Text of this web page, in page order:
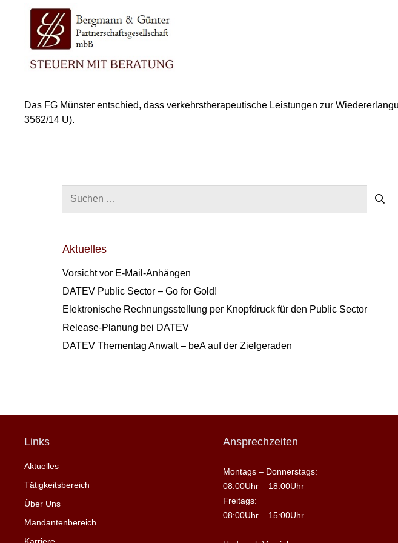
Das FG Münster entschied, dass verkehrstherapeutische Leistungen zur
3562/14 U).
Aktuelles
Vorsicht vor E-Mail-Anhängen
DATEV Public Sector – Go for Gold!
Elektronische Rechnungsstellung per Knopfdruck für den Public Sector
Release-Planung bei DATEV
DATEV Thementag Anwalt – beA auf der Zielgeraden
Links
Aktuelles
Tätigkeitsbereich
Über Uns
Mandantenbereich
Ansprechzeiten
Montags – Donnerstags:
08:00Uhr – 18:00Uhr
Freitags:
08:00Uhr – 15:00Uhr